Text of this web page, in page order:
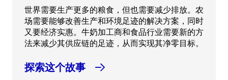
世界需要生产更多的粮食，但也需要减少排放。农
场需要能够改善生产和环境足迹的解决方案，同时
又要经济实惠。牛奶加工商和食品行业需要新的方
法来减少其供应链的足迹，从而实现其净零目标。
探索这个故事